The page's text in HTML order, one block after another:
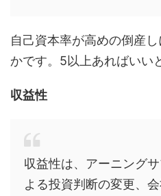
自己資本率が高めの倒産
かです。5以上あればいい
収益性
収益性は、アーニング
よる投資判断の変更、